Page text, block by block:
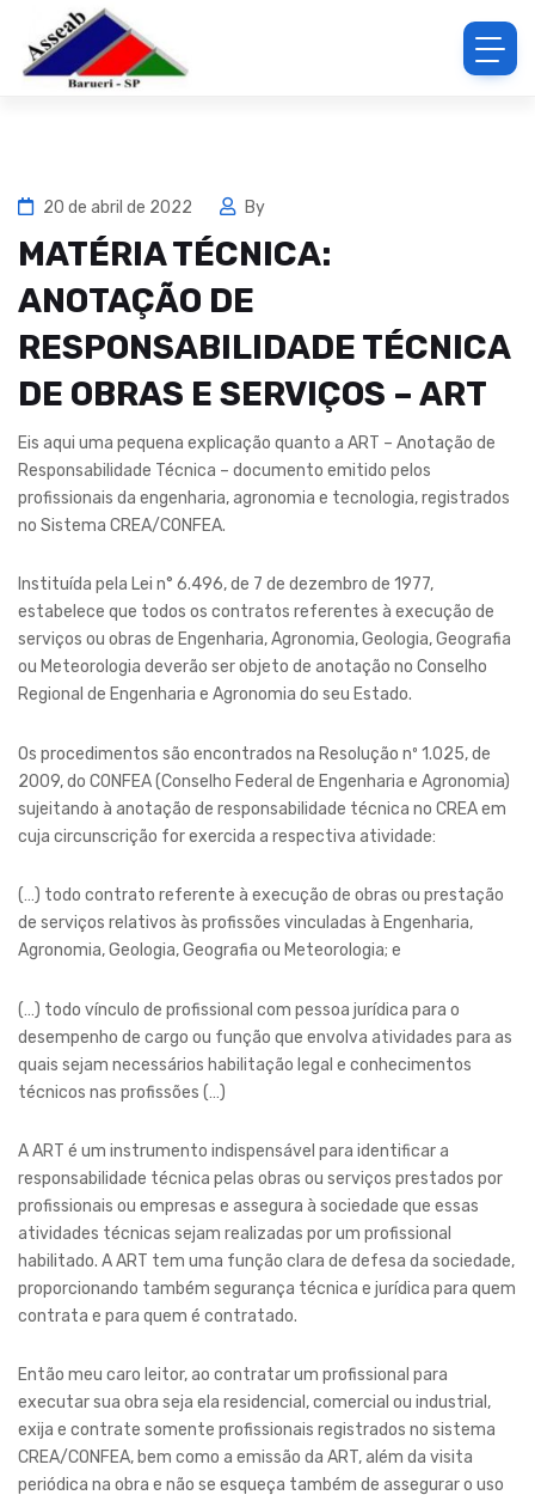
20 de abril de 2022 By
MATÉRIA TÉCNICA:
ANOTAÇÃO DE
RESPONSABILIDADE TÉCNICA
DE OBRAS E SERVIÇOS – ART
Eis aqui uma pequena explicação quanto a ART – Anotação de
Responsabilidade Técnica – documento emitido pelos
profissionais da engenharia, agronomia e tecnologia, registrados
no Sistema CREA/CONFEA.
Instituída pela Lei n° 6.496, de 7 de dezembro de 1977,
estabelece que todos os contratos referentes à execução de
serviços ou obras de Engenharia, Agronomia, Geologia, Geografia
ou Meteorologia deverão ser objeto de anotação no Conselho
Regional de Engenharia e Agronomia do seu Estado.
Os procedimentos são encontrados na Resolução nº 1.025, de
2009, do CONFEA (Conselho Federal de Engenharia e Agronomia)
sujeitando à anotação de responsabilidade técnica no CREA em
cuja circunscrição for exercida a respectiva atividade:
(…) todo contrato referente à execução de obras ou prestação
de serviços relativos às profissões vinculadas à Engenharia,
Agronomia, Geologia, Geografia ou Meteorologia; e
(…) todo vínculo de profissional com pessoa jurídica para o
desempenho de cargo ou função que envolva atividades para as
quais sejam necessários habilitação legal e conhecimentos
técnicos nas profissões (…)
A ART é um instrumento indispensável para identificar a
responsabilidade técnica pelas obras ou serviços prestados por
profissionais ou empresas e assegura à sociedade que essas
atividades técnicas sejam realizadas por um profissional
habilitado. A ART tem uma função clara de defesa da sociedade,
proporcionando também segurança técnica e jurídica para quem
contrata e para quem é contratado.
Então meu caro leitor, ao contratar um profissional para
executar sua obra seja ela residencial, comercial ou industrial,
exija e contrate somente profissionais registrados no sistema
CREA/CONFEA, bem como a emissão da ART, além da visita
periódica na obra e não se esqueça também de assegurar o uso